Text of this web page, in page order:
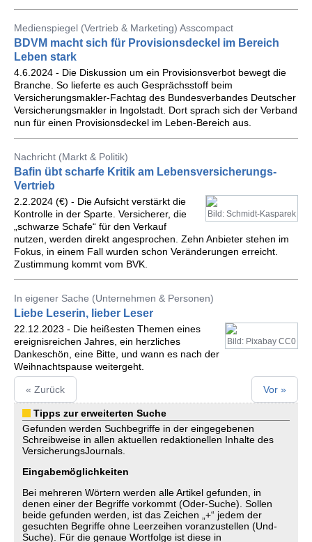
Medienspiegel (Vertrieb & Marketing) Asscompact
BDVM macht sich für Provisionsdeckel im Bereich
Leben stark
4.6.2024 - Die Diskussion um ein Provisionsverbot bewegt die
Branche. So lieferte es auch Gesprächsstoff beim
Versicherungsmakler-Fachtag des Bundesverbandes Deutscher
Versicherungsmakler in Ingolstadt. Dort sprach sich der Verband
nun für einen Provisionsdeckel im Leben-Bereich aus.
Nachricht (Markt & Politik)
Bafin übt scharfe Kritik am Lebensversicherungs-
Vertrieb
Bild: Schmidt-Kasparek
2.2.2024 (€) - Die Aufsicht verstärkt die
Kontrolle in der Sparte. Versicherer, die
„schwarze Schafe“ für den Verkauf
nutzen, werden direkt angesprochen. Zehn Anbieter stehen im
Fokus, in einem Fall wurden schon Veränderungen erreicht.
Zustimmung kommt vom BVK.
In eigener Sache (Unternehmen & Personen)
Liebe Leserin, lieber Leser
Bild: Pixabay CC0
22.12.2023 - Die heißesten Themen eines
ereignisreichen Jahres, ein herzliches
Dankeschön, eine Bitte, und wann es nach der
Weihnachtspause weitergeht.
« Zurück Vor »
Tipps zur erweiterten Suche
Gefunden werden Suchbegriffe in der eingegebenen
Schreibweise in allen aktuellen redaktionellen Inhalte des
VersicherungsJournals.
Eingabemöglichkeiten
Bei mehreren Wörtern werden alle Artikel gefunden, in
denen einer der Begriffe vorkommt (Oder-Suche). Sollen
beide gefunden werden, ist das Zeichen „+“ jedem der
gesuchten Begriffe ohne Leerzeihen voranzustellen (Und-
Suche). Für die genaue Wortfolge ist diese in